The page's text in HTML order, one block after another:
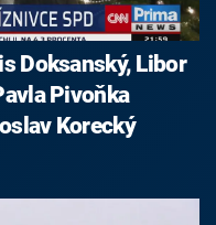
Doksanský, Libor
Pivoňka
Korecký